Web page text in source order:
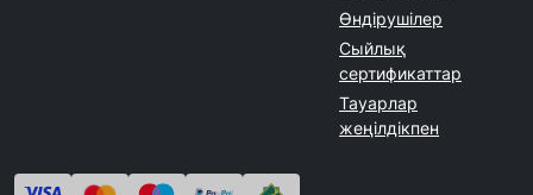
Өндірушілер
Сыйлық
сертификаттар
Тауарлар
жеңілдікпен